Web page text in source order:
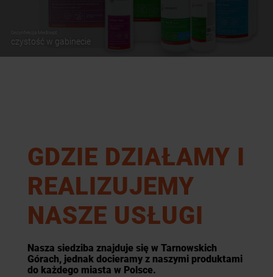
Dezynfekcja Medisept
czystość w gabinecie
GDZIE DZIAŁAMY I
REALIZUJEMY
NASZE USŁUGI
Nasza siedziba znajduje się w Tarnowskich
Górach, jednak docieramy z naszymi produktami
do każdego miasta w Polsce.